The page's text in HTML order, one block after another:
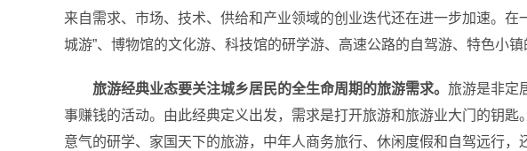
来自需求、市场、技术、供给和产业领域的创业迭代还在进一步加速。 在
城游”、博物馆的文化游、科技馆的研学游、高速公路的自驾游、特色小
旅游经典业态要关注城乡居民的全生命周期的旅游需求。 旅游是非定
事赚钱的活动。由此经典定义出发，需求是打开旅游和旅游业大门的钥
意气的研学、家国天下的旅游，中年人商务旅行、休闲度假和自驾远行